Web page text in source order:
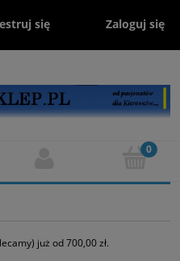
się Zaloguj się
już od 700,00 zł.